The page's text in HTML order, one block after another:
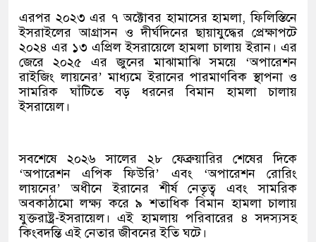
এরপর ২০২৩ এর ৭ অক্টোবর হামাসের হামলা, ফিলিস্তিনে
ইসরাইলের আগ্রাসন ও দীর্ঘদিনের ছায়াযুদ্ধের প্রেক্ষাপটে
২০২৪ এর ১৩ এপ্রিল ইসরায়েলে হামলা চালায় ইরান। এর
জেরে ২০২৫ এর জুনের মাঝামাঝি সময়ে ‘অপারেশন
রাইজিং লায়নের’ মাধ্যমে ইরানের পারমাণবিক স্থাপনা ও
সামরিক ঘাঁটিতে বড় ধরনের বিমান হামলা চালায়
ইসরায়েল।
সবশেষে ২০২৬ সালের ২৮ ফেব্রুয়ারির শেষের দিকে
‘অপারেশন এপিক ফিউরি’ এবং ‘অপারেশন রোরিং
লায়নের’ অধীনে ইরানের শীর্ষ নেতৃত্ব এবং সামরিক
অবকাঠামো লক্ষ্য করে ৯ শতাধিক বিমান হামলা চালায়
যুক্তরাষ্ট্র-ইসরায়েল। এই হামলায় পরিবারের ৪ সদস্যসহ
কিংবদন্তি এই নেতার জীবনের ইতি ঘটে।